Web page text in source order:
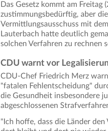
Das Gesetz kommt am
zustimmungsbedürftig, aber
Vermittlungsausschuss mit
Lauterbach hatte deutlich
solchen Verfahren zu rechnen
CDU warnt vor
CDU-Chef Friedrich Merz
"fatalen Fehlentscheidung"
die Gesundheit insbesondere
abgeschlossenen
"Ich hoffe, dass die Länder